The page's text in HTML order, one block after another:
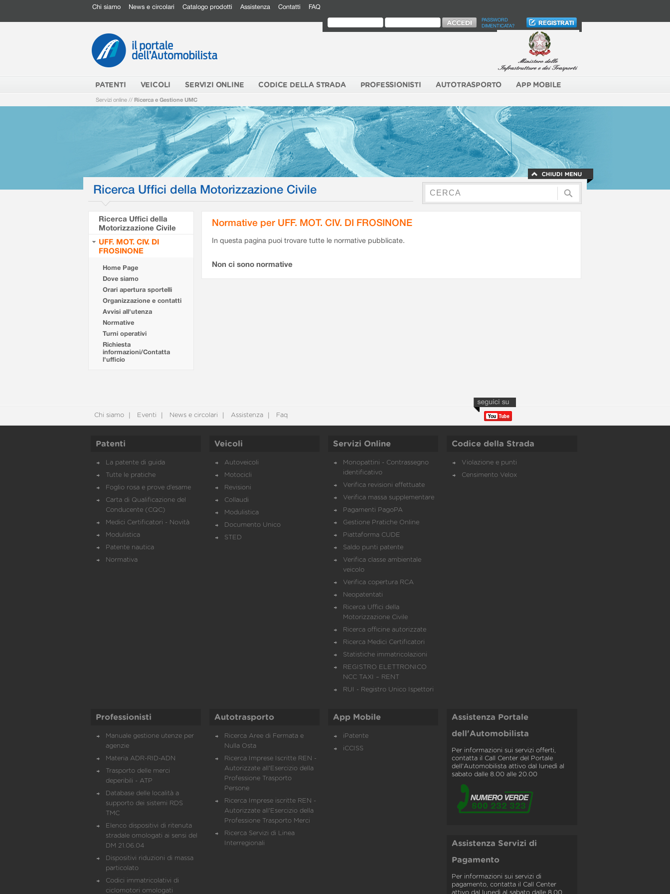
Chi siamo News e circolari Catalogo prodotti Assistenza Contatti FAQ
PASSWORD
DIMENTICATA?
PATENTI VEICOLI SERVIZI ONLINE CODICE DELLA STRADA PROFESSIONISTI AUTOTRASPORTO APP MOBILE
Servizi online // Ricerca e Gestione UMC
Ricerca Uffici della Motorizzazione Civile
Ricerca Uffici della
Motorizzazione Civile
UFF. MOT. CIV. DI
FROSINONE
Home Page
Dove siamo
Orari apertura sportelli
Organizzazione e contatti
Avvisi all'utenza
Normative
Turni operativi
Richiesta
informazioni/Contatta
l'ufficio
Normative per UFF. MOT. CIV. DI FROSINONE
In questa pagina puoi trovare tutte le normative pubblicate.
Non ci sono normative
Chi siamo Eventi News e circolari Assistenza Faq
Patenti
La patente di guida
Tutte le pratiche
Foglio rosa e prove d’esame
Carta di Qualificazione del
Conducente (CQC)
Medici Certificatori - Novità
Modulistica
Patente nautica
Normativa
Veicoli
Autoveicoli
Motocicli
Revisioni
Collaudi
Modulistica
Documento Unico
STED
Servizi Online
Monopattini - Contrassegno
identificativo
Verifica revisioni effettuate
Verifica massa supplementare
Pagamenti PagoPA
Gestione Pratiche Online
Piattaforma CUDE
Saldo punti patente
Verifica classe ambientale
veicolo
Verifica copertura RCA
Neopatentati
Ricerca Uffici della
Motorizzazione Civile
Ricerca officine autorizzate
Ricerca Medici Certificatori
Statistiche immatricolazioni
REGISTRO ELETTRONICO
NCC TAXI – RENT
RUI - Registro Unico Ispettori
Codice della Strada
Violazione e punti
Censimento Velox
Professionisti
Manuale gestione utenze per
agenzie
Materia ADR-RID-ADN
Trasporto delle merci
deperibili - ATP
Database delle località a
supporto dei sistemi RDS
TMC
Elenco dispositivi di ritenuta
stradale omologati ai sensi del
DM 21.06.04
Dispositivi riduzioni di massa
particolato
Codici immatricolativi di
ciclomotori omologati
Autotrasporto
Ricerca Aree di Fermata e
Nulla Osta
Ricerca Imprese Iscritte REN -
Autorizzate all'Esercizio della
Professione Trasporto
Persone
Ricerca Imprese iscritte REN -
Autorizzate all'Esercizio della
Professione Trasporto Merci
Ricerca Servizi di Linea
Interregionali
App Mobile
iPatente
iCCISS
Assistenza Portale
dell'Automobilista
Per informazioni sui servizi offerti,
contatta il Call Center del Portale
dell'Automobilista attivo dal lunedì al
sabato dalle 8.00 alle 20.00
Assistenza Servizi di
Pagamento
Per informazioni sui servizi di
pagamento, contatta il Call Center